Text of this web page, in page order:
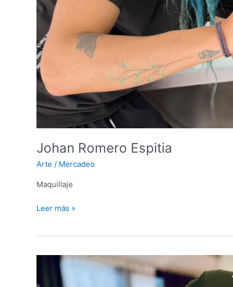
Johan Romero Espitia
Arte / Mercadeo
Maquillaje
Leer más »
Molano